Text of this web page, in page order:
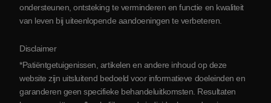
ondersteunen, ontsteking te verminderen en functie en kwaliteit
van leven bij uiteenlopende aandoeningen te verbeteren.
Disclaimer
*Patiëntgetuigenissen, artikelen en andere inhoud op deze
website zijn uitsluitend bedoeld voor informatieve doeleinden en
garanderen geen specifieke behandeluitkomsten. Resultaten